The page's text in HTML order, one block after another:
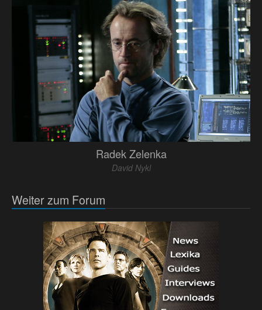
Radek Zelenka
David Nykl
Weiter zum Forum